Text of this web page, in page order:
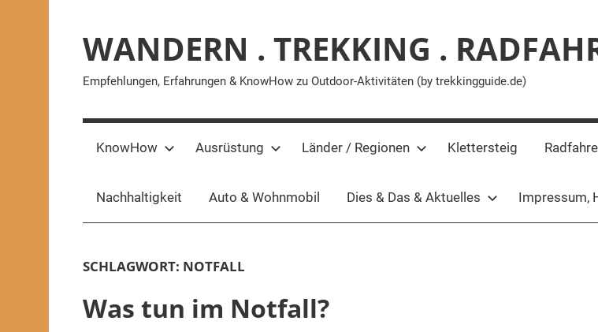
WANDERN . TREKKING .
Empfehlungen, Erfahrungen & KnowHow zu Outdoor-Aktivitäten (by trekkingguide.de)
KnowHow Ausrüstung Länder / Regionen Klettersteig
Nachhaltigkeit Auto & Wohnmobil Dies & Das & Aktuelles Impressum,
SCHLAGWORT: NOTFALL
Was tun im Notfall?